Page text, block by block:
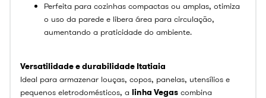
Perfeita para cozinhas compactas ou amplas, otimiza
o uso da parede e libera área para circulação,
aumentando a praticidade do ambiente.
Versatilidade e durabilidade Itatiaia
Ideal para armazenar louças, copos, panelas, utensílios e
pequenos eletrodomésticos, a linha Vegas combina